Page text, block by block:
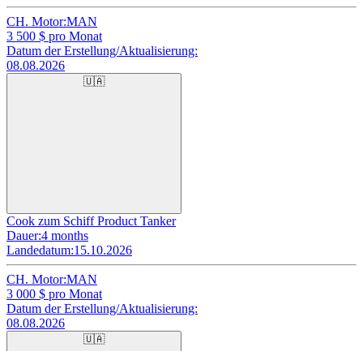
CH. Motor:MAN
3 500 $ pro Monat
Datum der Erstellung/Aktualisierung:
08.08.2026
🇺🇦
Cook zum Schiff Product Tanker
Dauer:4 months
Landedatum:15.10.2026
CH. Motor:MAN
3 000 $ pro Monat
Datum der Erstellung/Aktualisierung:
08.08.2026
🇺🇦